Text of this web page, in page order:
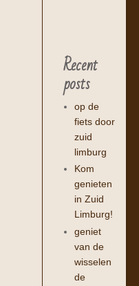
Recent
posts
op de
fiets door
zuid
limburg
Kom
genieten
in Zuid
Limburg!
geniet
van de
wisselen
de